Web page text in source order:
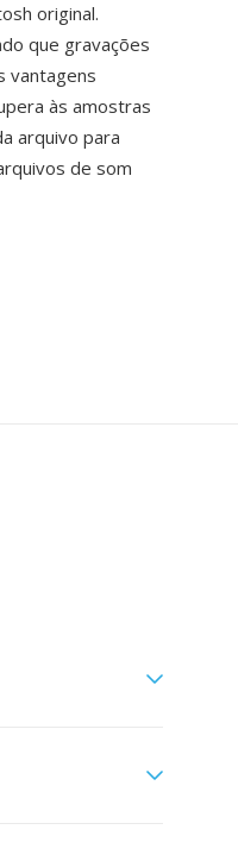
original.
que gravações
vantagens
às amostras
arquivo para
de som